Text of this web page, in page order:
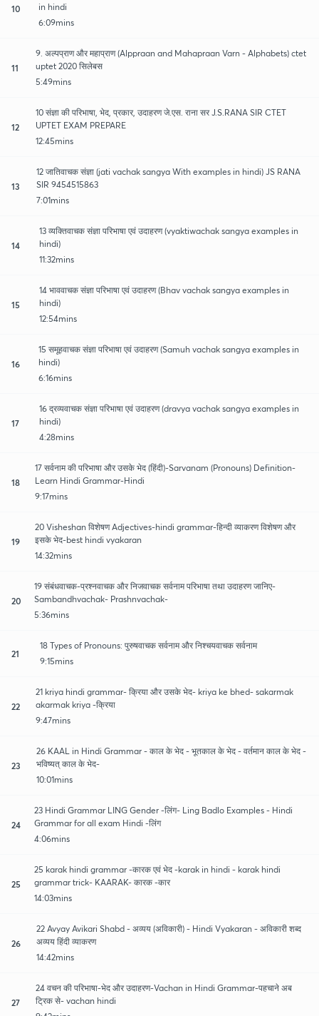
10
in hindi
6:09mins
11
9. अल्पप्राण और महाप्राण (Alppraan and Mahapraan Varn - Alphabets) ctet
uptet 2020 सिलेबस
5:49mins
12
10 संज्ञा की परिभाषा, भेद, प्रकार, उदाहरण जे.एस. राना सर J.S.RANA SIR CTET
UPTET EXAM PREPARE
12:45mins
13
12 जातिवाचक संज्ञा (jati vachak sangya With examples in hindi) JS RANA
SIR 9454515863
7:01mins
14
13 व्यक्तिवाचक संज्ञा परिभाषा एवं उदाहरण (vyaktiwachak sangya examples in
hindi)
11:32mins
15
14 भाववाचक संज्ञा परिभाषा एवं उदाहरण (Bhav vachak sangya examples in
hindi)
12:54mins
16
15 समूहवाचक संज्ञा परिभाषा एवं उदाहरण (Samuh vachak sangya examples in
hindi)
6:16mins
17
16 द्रव्यवाचक संज्ञा परिभाषा एवं उदाहरण (dravya vachak sangya examples in
hindi)
4:28mins
18
17 सर्वनाम की परिभाषा और उसके भेद (हिंदी)-Sarvanam (Pronouns) Definition-
Learn Hindi Grammar-Hindi
9:17mins
19
20 Visheshan विशेषण Adjectives-hindi grammar-हिन्दी व्याकरण विशेषण और
इसके भेद-best hindi vyakaran
14:32mins
20
19 संबंधवाचक-प्रश्नवाचक और निजवाचक सर्वनाम परिभाषा तथा उदाहरण जानिए-
Sambandhvachak- Prashnvachak-
5:36mins
21
18 Types of Pronouns: पुरुषवाचक सर्वनाम और निश्चयवाचक सर्वनाम
9:15mins
22
21 kriya hindi grammar- क्रिया और उसके भेद- kriya ke bhed- sakarmak
akarmak kriya -क्रिया
9:47mins
23
26 KAAL in Hindi Grammar - काल के भेद - भूतकाल के भेद - वर्तमान काल के भेद -
भविष्यत् काल के भेद-
10:01mins
24
23 Hindi Grammar LING Gender -लिंग- Ling Badlo Examples - Hindi
Grammar for all exam Hindi -लिंग
4:06mins
25
25 karak hindi grammar -कारक एवं भेद -karak in hindi - karak hindi
grammar trick- KAARAK- कारक -कार
14:03mins
26
22 Avyay Avikari Shabd - अव्यय (अविकारी) - Hindi Vyakaran - अविकारी शब्द
अव्यय हिंदी व्याकरण
14:42mins
27
24 वचन की परिभाषा-भेद और उदाहरण-Vachan in Hindi Grammar-पहचाने अब
ट्रिक से- vachan hindi